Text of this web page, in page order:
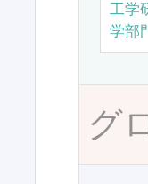
工学
学部
グ